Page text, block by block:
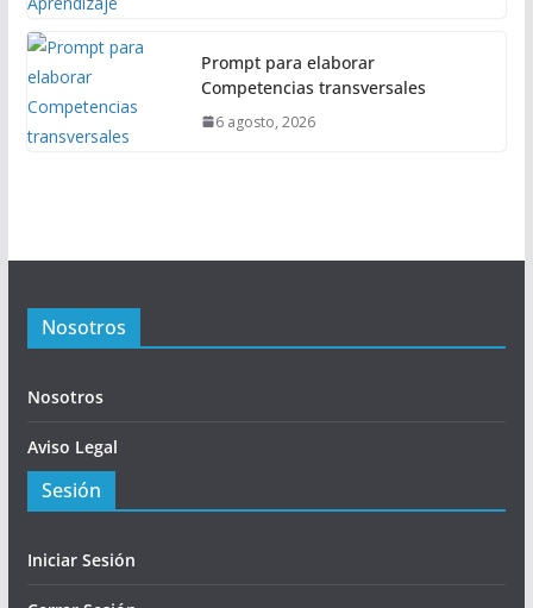
Prompt para elaborar
Competencias transversales
6 agosto, 2026
Nosotros
Nosotros
Aviso Legal
Sesión
Iniciar Sesión